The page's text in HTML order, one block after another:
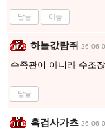
답글 이동
하늘값람쥐 26-06-
수족관이 아니라 수조
답글
흑검사가츠 26-06-